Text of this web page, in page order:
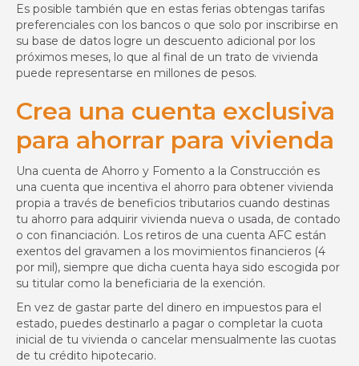
Es posible también que en estas ferias obtengas tarifas
preferenciales con los bancos o que solo por inscribirse en
su base de datos logre un descuento adicional por los
próximos meses, lo que al final de un trato de vivienda
puede representarse en millones de pesos.
Crea una cuenta exclusiva
para ahorrar para vivienda
Una cuenta de Ahorro y Fomento a la Construcción es
una cuenta que incentiva el ahorro para obtener vivienda
propia a través de beneficios tributarios cuando destinas
tu ahorro para adquirir vivienda nueva o usada, de contado
o con financiación. Los retiros de una cuenta AFC están
exentos del gravamen a los movimientos financieros (4
por mil), siempre que dicha cuenta haya sido escogida por
su titular como la beneficiaria de la exención.
En vez de gastar parte del dinero en impuestos para el
estado, puedes destinarlo a pagar o completar la cuota
inicial de tu vivienda o cancelar mensualmente las cuotas
de tu crédito hipotecario.